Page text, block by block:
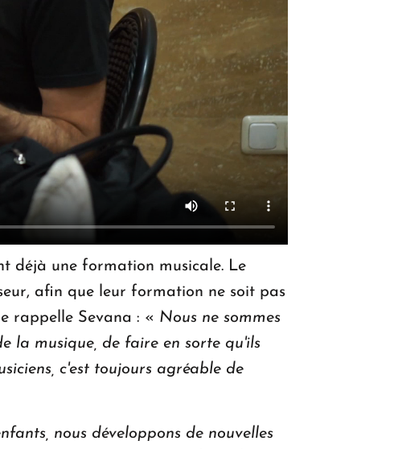
déjà une formation musicale. Le
afin que leur formation ne soit pas
rappelle Sevana : « Nous ne sommes
la musique, de faire en sorte qu'ils
c'est toujours agréable de
nous développons de nouvelles